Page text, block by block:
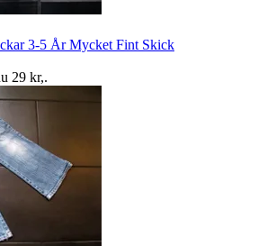
3-5 År Mycket Fint Skick
29 kr,.